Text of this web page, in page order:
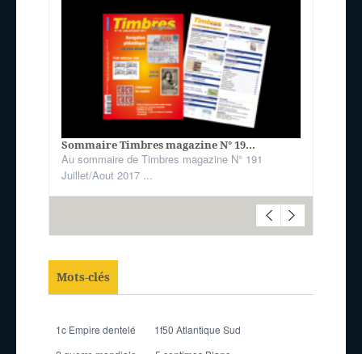
Sommaire Timbres magazine N° 19...
Au sommaire de Timbres magazine N° 191
Juillet/Aout 2017 ...
Mots-clés
1c Empire dentelé
1f50 Atlantique Sud